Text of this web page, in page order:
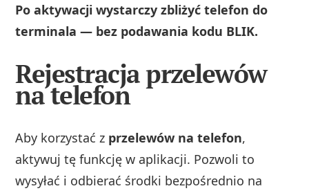
Po aktywacji wystarczy zbliżyć telefon do
terminala — bez podawania kodu BLIK.
Rejestracja przelewów
na telefon
Aby korzystać z przelewów na telefon,
aktywuj tę funkcję w aplikacji. Pozwoli to
wysyłać i odbierać środki bezpośrednio na